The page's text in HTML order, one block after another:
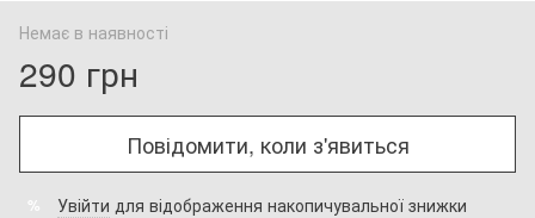
Немає в наявності
290 грн
Повідомити, коли з'явиться
% Увійти для відображення накопичувальної знижки